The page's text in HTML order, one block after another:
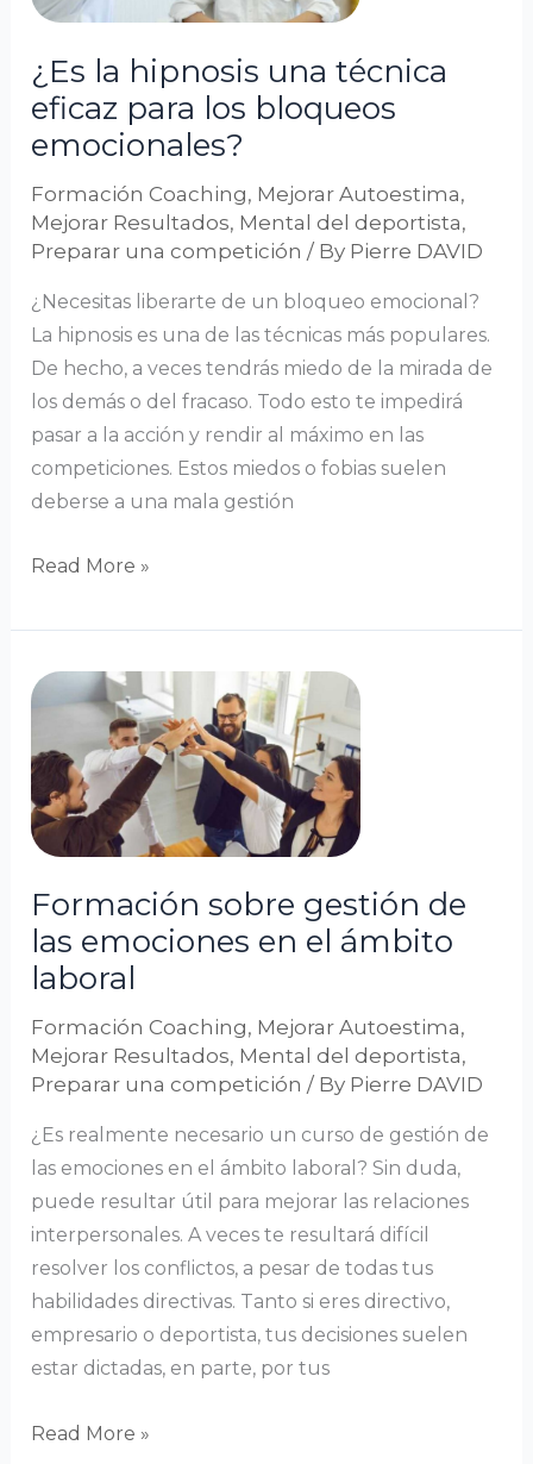
¿Es la hipnosis una técnica
eficaz para los bloqueos
emocionales?
Formación Coaching, Mejorar Autoestima,
Mejorar Resultados, Mental del deportista,
Preparar una competición / By Pierre DAVID
¿Necesitas liberarte de un bloqueo emocional?
La hipnosis es una de las técnicas más populares.
De hecho, a veces tendrás miedo de la mirada de
los demás o del fracaso. Todo esto te impedirá
pasar a la acción y rendir al máximo en las
competiciones. Estos miedos o fobias suelen
deberse a una mala gestión
eficaz
los
bloqueos
emocionales?
Read More »
Formación sobre gestión de
las emociones en el ámbito
laboral
Formación Coaching, Mejorar Autoestima,
Mejorar Resultados, Mental del deportista,
Preparar una competición / By Pierre DAVID
¿Es realmente necesario un curso de gestión de
las emociones en el ámbito laboral? Sin duda,
puede resultar útil para mejorar las relaciones
interpersonales. A veces te resultará difícil
resolver los conflictos, a pesar de todas tus
habilidades directivas. Tanto si eres directivo,
empresario o deportista, tus decisiones suelen
estar dictadas, en parte, por tus
Formación
sobre
gestión
de
las
emociones
el
ámbito
laboral
Read More »